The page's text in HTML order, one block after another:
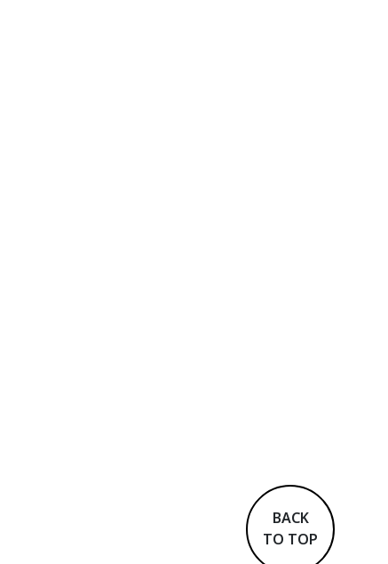
BACK
TO TOP